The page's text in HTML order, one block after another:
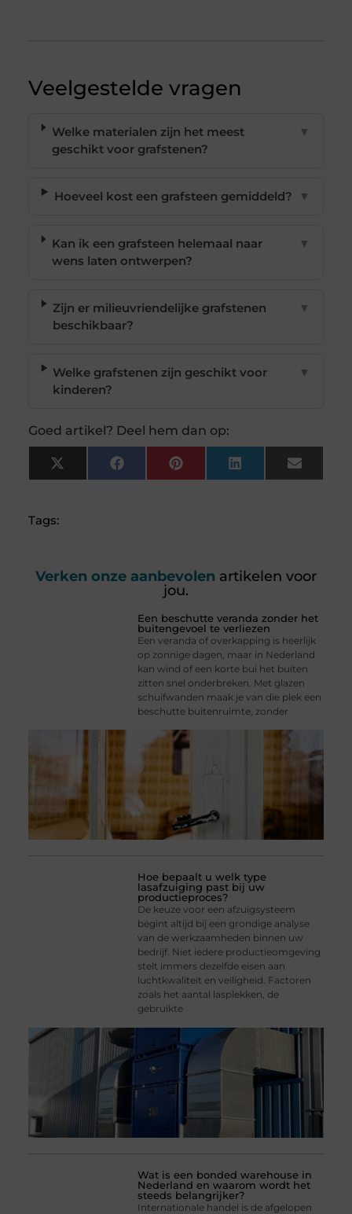
Veelgestelde vragen
Welke materialen zijn het meest
geschikt voor grafstenen?
▼
Hoeveel kost een grafsteen gemiddeld? ▼
Kan ik een grafsteen helemaal naar
wens laten ontwerpen?
▼
Zijn er milieuvriendelijke grafstenen
beschikbaar?
▼
Welke grafstenen zijn geschikt voor
kinderen?
▼
Goed artikel? Deel hem dan op:
X
(Twitter)
FacebookPinterest LinkedIn Email
Tags:
Verken onze aanbevolen artikelen voor
jou.
Een beschutte veranda zonder het
buitengevoel te verliezen
Een veranda of overkapping is heerlijk
op zonnige dagen, maar in Nederland
kan wind of een korte bui het buiten
zitten snel onderbreken. Met glazen
schuifwanden maak je van die plek een
beschutte buitenruimte, zonder
Hoe bepaalt u welk type
lasafzuiging past bij uw
productieproces?
De keuze voor een afzuigsysteem
begint altijd bij een grondige analyse
van de werkzaamheden binnen uw
bedrijf. Niet iedere productieomgeving
stelt immers dezelfde eisen aan
luchtkwaliteit en veiligheid. Factoren
zoals het aantal lasplekken, de
gebruikte
Wat is een bonded warehouse in
Nederland en waarom wordt het
steeds belangrijker?
Internationale handel is de afgelopen